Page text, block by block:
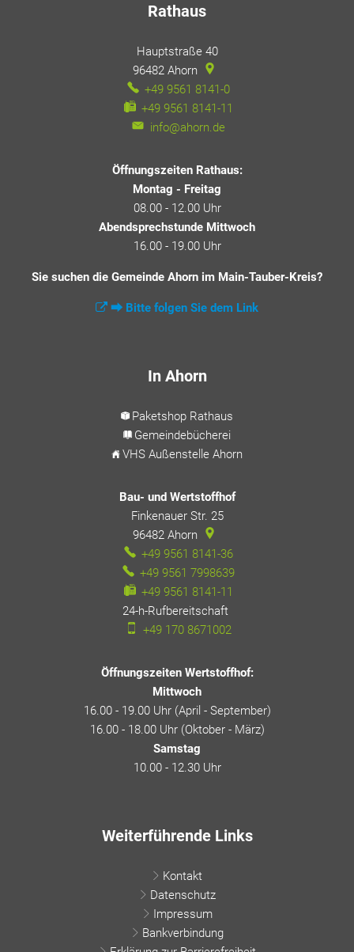
Rathaus
Hauptstraße 40
96482 Ahorn
+49 9561 8141-0
+49 9561 8141-11
info@ahorn.de
Öffnungszeiten Rathaus:
Montag - Freitag
08.00 - 12.00 Uhr
Abendsprechstunde Mittwoch
16.00 - 19.00 Uhr
Sie suchen die Gemeinde Ahorn im Main-Tauber-Kreis?
⮕ Bitte folgen Sie dem Link
In Ahorn
Paketshop Rathaus
Gemeindebücherei
VHS Außenstelle Ahorn
Bau- und Wertstoffhof
Finkenauer Str. 25
96482 Ahorn
+49 9561 8141-36
+49 9561 7998639
+49 9561 8141-11
24-h-Rufbereitschaft
+49 170 8671002
Öffnungszeiten Wertstoffhof:
Mittwoch
16.00 - 19.00 Uhr (April - September)
16.00 - 18.00 Uhr (Oktober - März)
Samstag
10.00 - 12.30 Uhr
Weiterführende Links
Kontakt
Datenschutz
Impressum
Bankverbindung